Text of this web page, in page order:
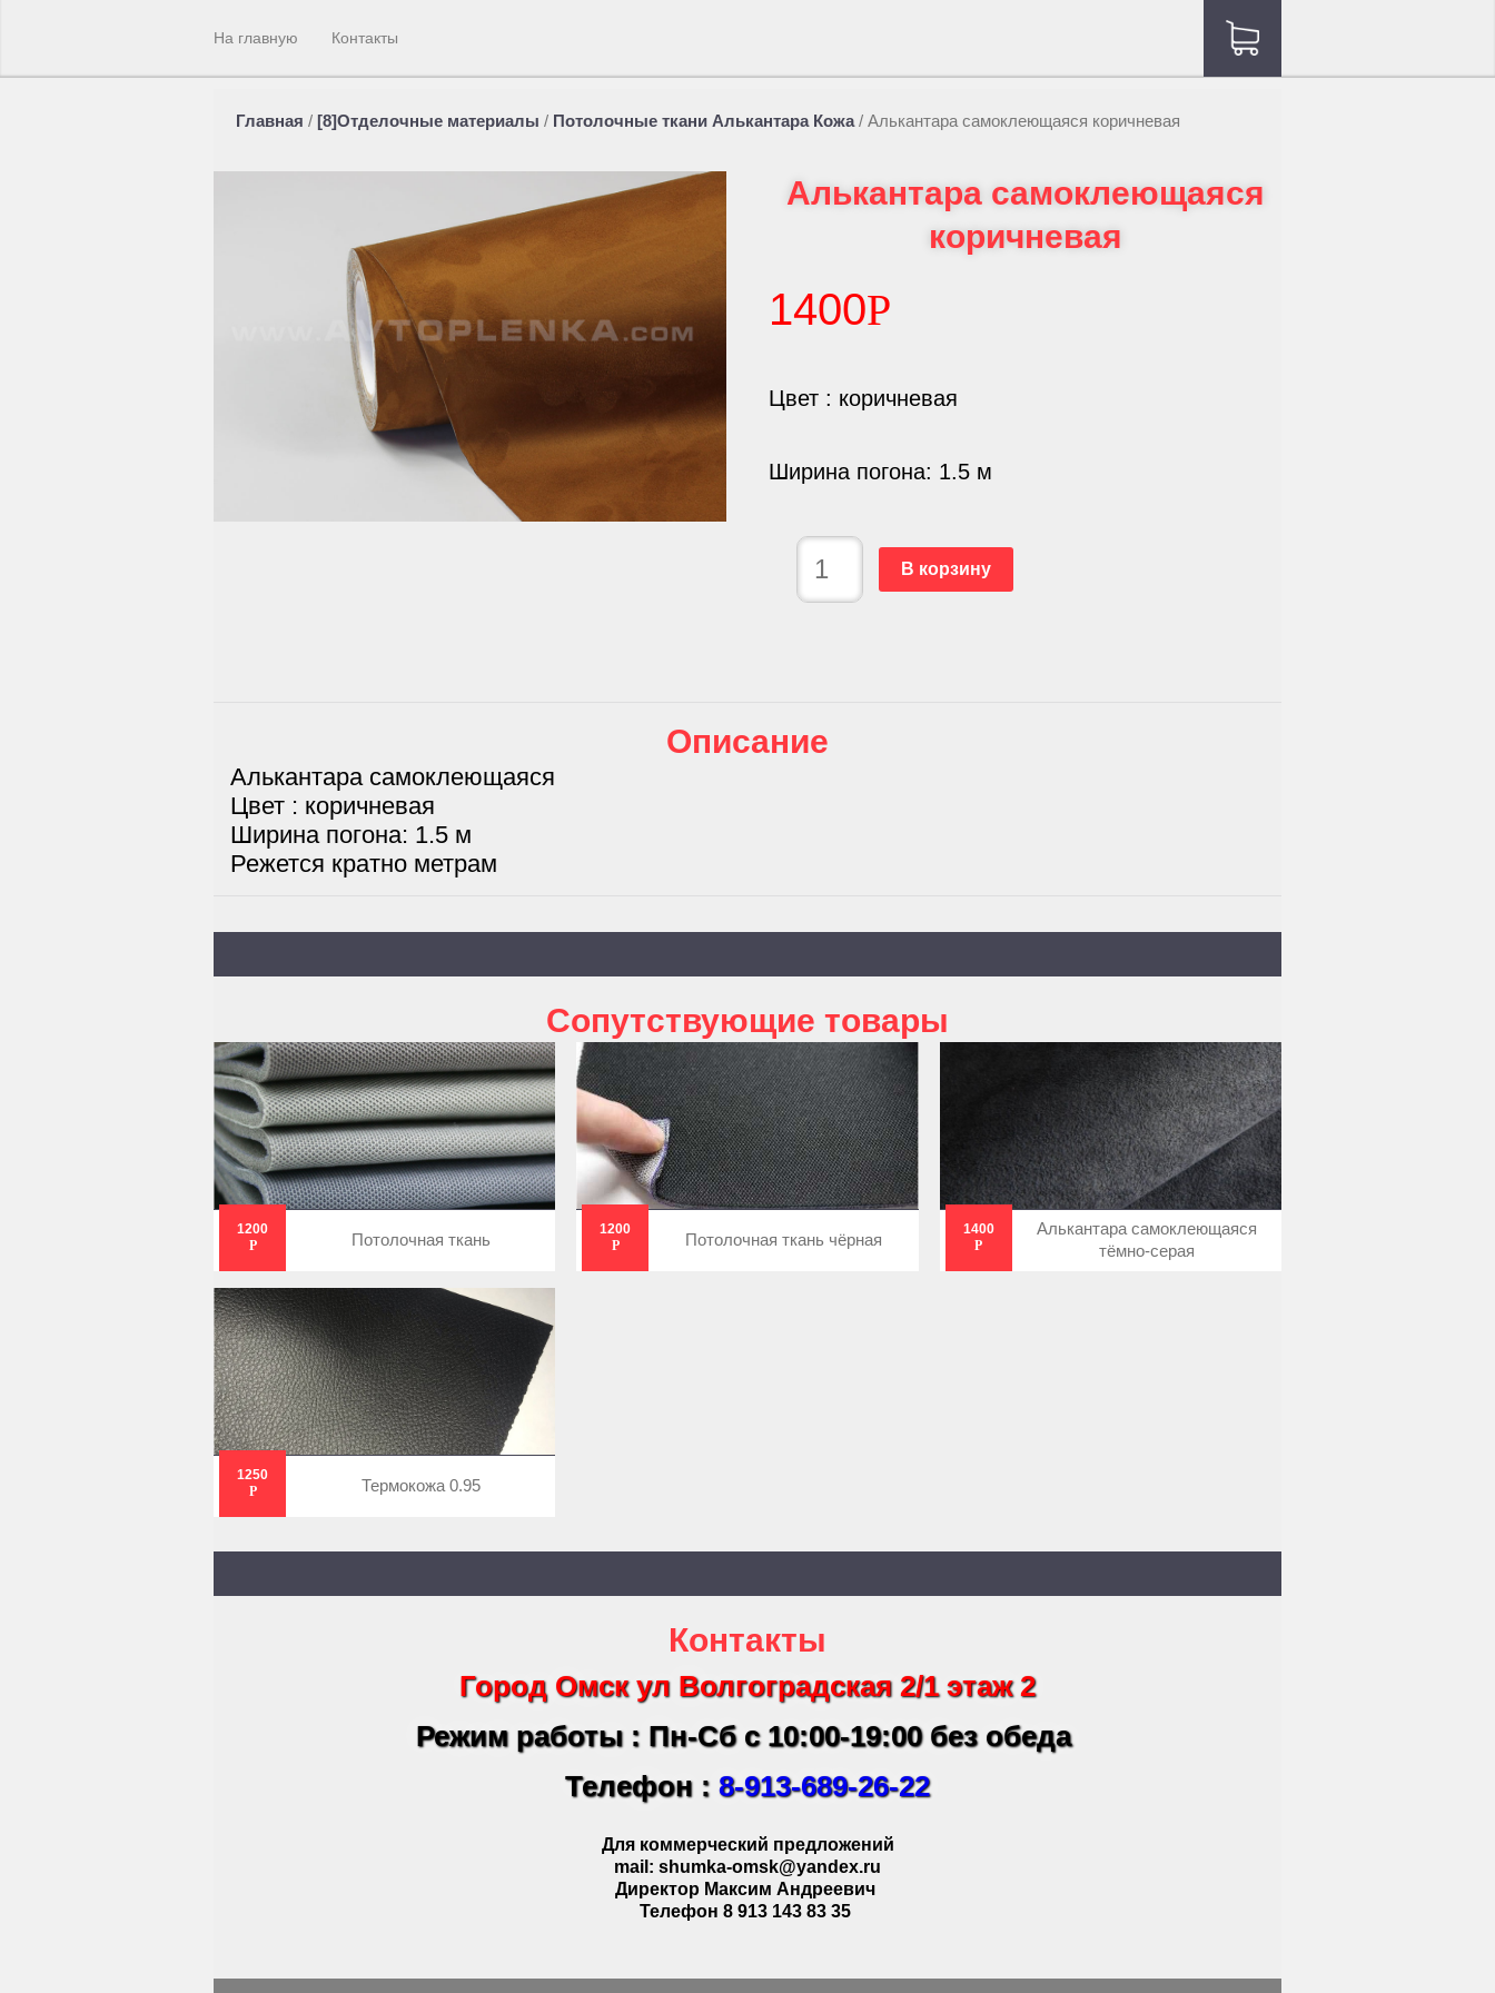
На главную Контакты
Главная / [8]Отделочные материалы / Потолочные ткани Алькантара Кожа/ Алькантара самоклеющаяся коричневая
Алькантара самоклеющаяся
коричневая
1400Р
Цвет : коричневая
Ширина погона: 1.5 м
В корзину
Описание
Алькантара самоклеющаяся
Цвет : коричневая
Ширина погона: 1.5 м
Режется кратно метрам
Cопутствующие товары
1200
Р
Потолочная ткань
1200
Р
Потолочная ткань чёрная
1400
Р
Алькантара самоклеющаяся
тёмно-серая
1250
Р
Термокожа 0.95
Контакты
Город Омск ул Волгоградская 2/1 этаж 2
Режим работы : Пн-Сб с 10:00-19:00 без обеда
Телефон : 8-913-689-26-22
Для коммерческий предложений
mail: shumka-omsk@yandex.ru
Директор Максим Андреевич
Телефон 8 913 143 83 35